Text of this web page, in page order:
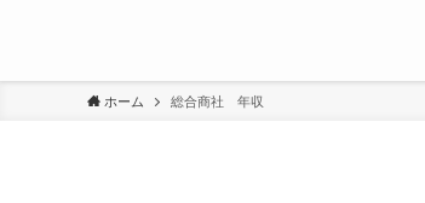
ホーム 総合商社 年収